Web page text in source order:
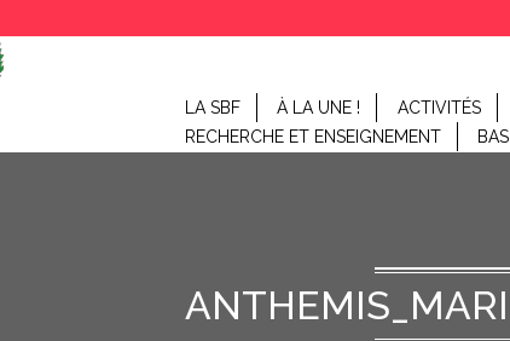
LA SBF À LA UNE ! ACTIVITÉS
RECHERCHE ET ENSEIGNEMENT